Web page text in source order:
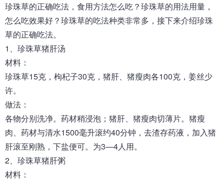
珍珠草的正确吃法，食用方法怎么吃？珍珠草的用法用量，
怎么吃效果好？珍珠草的吃法种类非常多，接下来介绍珍珠
草的正确吃法。
1、珍珠草猪肝汤
材料：
珍珠草15克，枸杞子30克，猪肝、猪瘦肉各100克，姜丝少
许。
做法：
各物分别洗净。药材稍浸泡；猪肝、猪瘦肉切薄片。猪瘦
肉、药材与清水1500毫升滚约40分钟，去渣存药液，加入猪
肝滚至刚熟，下盐便可。为3—4人用。
2、珍珠草猪肝粥
材料：